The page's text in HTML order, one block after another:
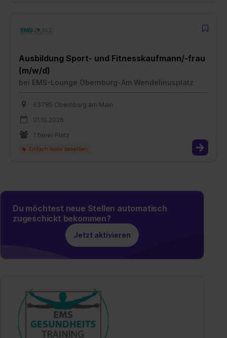
Ausbildung Sport- und Fitnesskaufmann/-frau
(m/w/d)
bei EMS-Lounge Obernburg-Am Wendelinusplatz
63785 Obernburg am Main
01.10.2026
1 freier Platz
Du möchtest neue Stellen automatisch
zugeschickt bekommen?
Jetzt aktivieren